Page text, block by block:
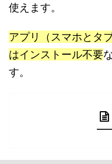
使えます。
アプリ（スマホとタ
はインストール不要
す。